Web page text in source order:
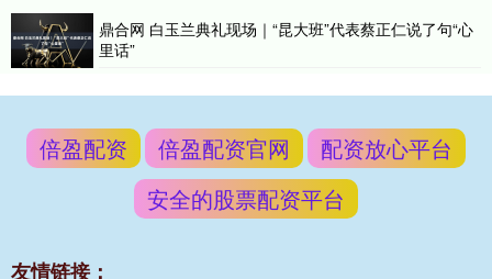
鼎合网 白玉兰典礼现场｜“昆大班”代表蔡正仁说了句“心
里话”
倍盈配资 倍盈配资官网
配资放心平台
安全的股票配资平台
友情链接：